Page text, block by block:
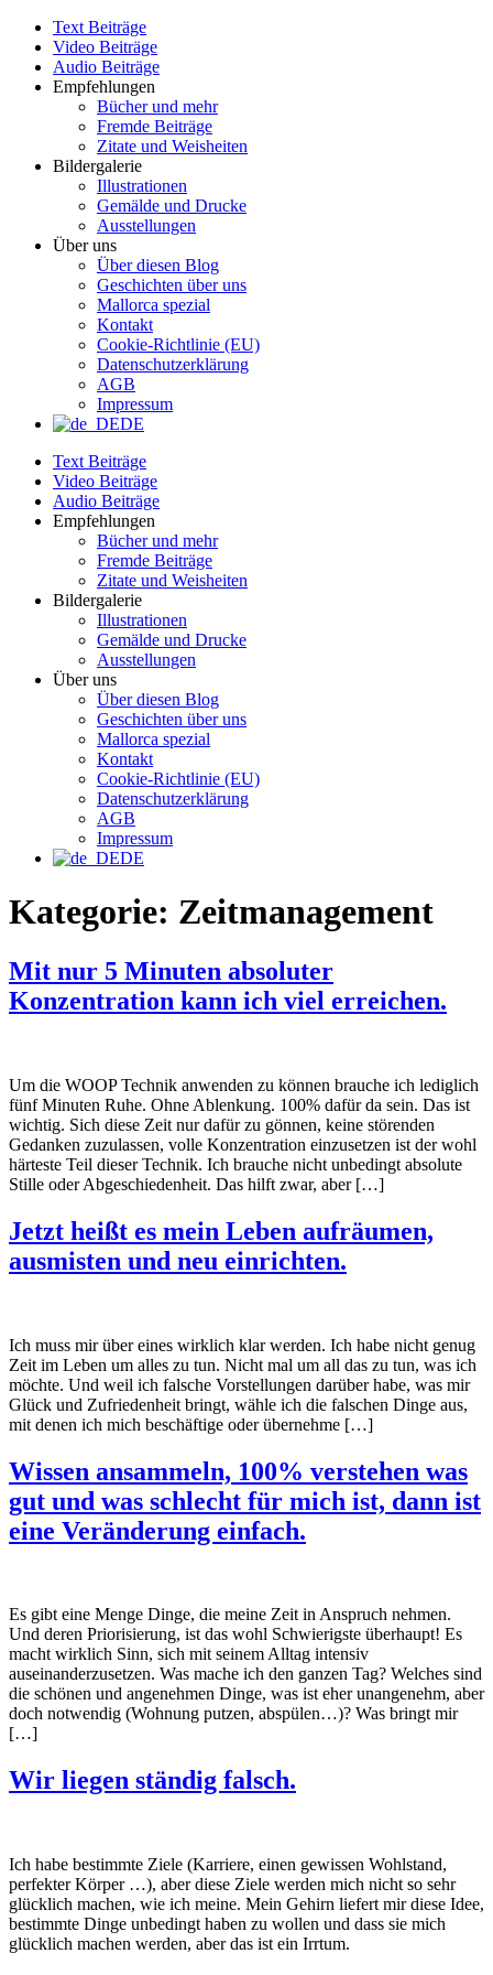
Zum
Inhalt
wechseln
Text Beiträge
Video Beiträge
Audio Beiträge
Empfehlungen
Bücher und mehr
Fremde Beiträge
Zitate und Weisheiten
Bildergalerie
Illustrationen
Gemälde und Drucke
Ausstellungen
Über uns
Über diesen Blog
Geschichten über uns
Mallorca spezial
Kontakt
Cookie-Richtlinie (EU)
Datenschutzerklärung
AGB
Impressum
DE
Text Beiträge
Video Beiträge
Audio Beiträge
Empfehlungen
Bücher und mehr
Fremde Beiträge
Zitate und Weisheiten
Bildergalerie
Illustrationen
Gemälde und Drucke
Ausstellungen
Über uns
Über diesen Blog
Geschichten über uns
Mallorca spezial
Kontakt
Cookie-Richtlinie (EU)
Datenschutzerklärung
AGB
Impressum
DE
Kategorie: Zeitmanagement
Mit nur 5 Minuten absoluter
Konzentration kann ich viel erreichen.
Um die WOOP Technik anwenden zu können brauche ich lediglich
fünf Minuten Ruhe. Ohne Ablenkung. 100% dafür da sein. Das ist
wichtig. Sich diese Zeit nur dafür zu gönnen, keine störenden
Gedanken zuzulassen, volle Konzentration einzusetzen ist der wohl
härteste Teil dieser Technik. Ich brauche nicht unbedingt absolute
Stille oder Abgeschiedenheit. Das hilft zwar, aber […]
Jetzt heißt es mein Leben aufräumen,
ausmisten und neu einrichten.
Ich muss mir über eines wirklich klar werden. Ich habe nicht genug
Zeit im Leben um alles zu tun. Nicht mal um all das zu tun, was ich
möchte. Und weil ich falsche Vorstellungen darüber habe, was mir
Glück und Zufriedenheit bringt, wähle ich die falschen Dinge aus,
mit denen ich mich beschäftige oder übernehme […]
Wissen ansammeln, 100% verstehen was
gut und was schlecht für mich ist, dann ist
eine Veränderung einfach.
Es gibt eine Menge Dinge, die meine Zeit in Anspruch nehmen.
Und deren Priorisierung, ist das wohl Schwierigste überhaupt! Es
macht wirklich Sinn, sich mit seinem Alltag intensiv
auseinanderzusetzen. Was mache ich den ganzen Tag? Welches sind
die schönen und angenehmen Dinge, was ist eher unangenehm, aber
doch notwendig (Wohnung putzen, abspülen…)? Was bringt mir
[…]
Wir liegen ständig falsch.
Ich habe bestimmte Ziele (Karriere, einen gewissen Wohlstand,
perfekter Körper …), aber diese Ziele werden mich nicht so sehr
glücklich machen, wie ich meine. Mein Gehirn liefert mir diese Idee,
bestimmte Dinge unbedingt haben zu wollen und dass sie mich
glücklich machen werden, aber das ist ein Irrtum.